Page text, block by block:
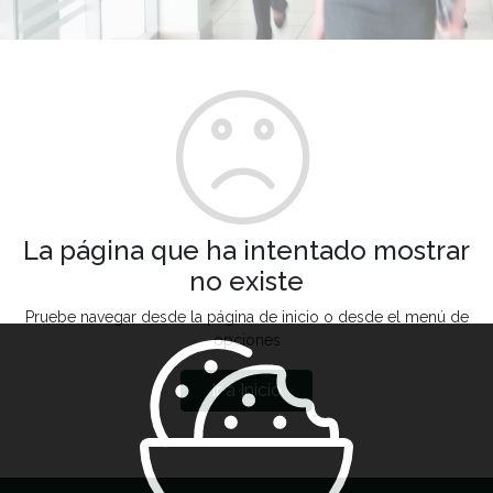
La página que ha intentado mostrar
no existe
Pruebe navegar desde la página de inicio o desde el menú de
opciones
Ir a Inicio